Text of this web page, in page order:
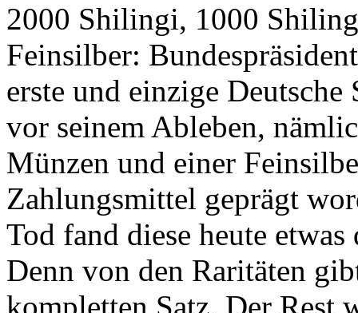
2000 Shilingi, 1000
Feinsilber:
erste und einzige Deutsche
vor seinem Ableben,
Münzen und einer
Zahlungsmittel geprägt
Tod fand diese heute
Denn von den Raritäten
kompletten Satz. Der Rest